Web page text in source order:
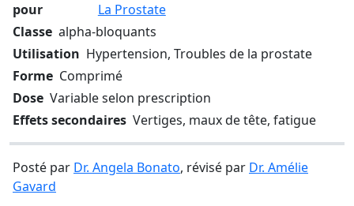
pour
La Prostate
Classe alpha-bloquants
Utilisation Hypertension, Troubles de la prostate
Forme Comprimé
Dose Variable selon prescription
Effets secondaires Vertiges, maux de tête, fatigue
Posté par Dr. Angela Bonato, révisé par Dr. Amélie
Gavard